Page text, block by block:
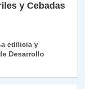
y Cebadas
edilicia y
Desarrollo